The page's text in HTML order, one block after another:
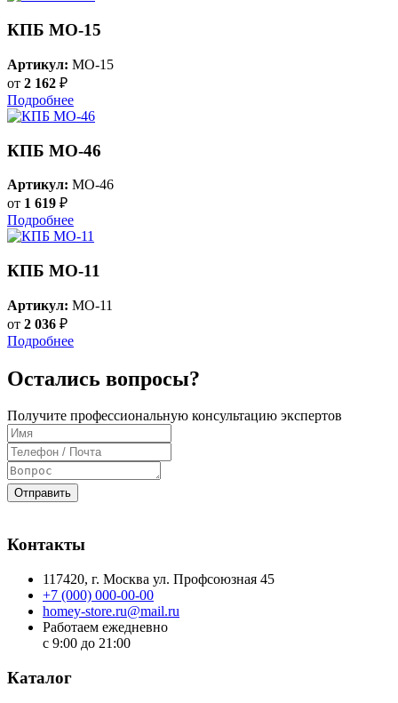
КПБ MO-15
Артикул: MO-15
от 2 162 ₽
Подробнее
КПБ MO-46
Артикул: MO-46
от 1 619 ₽
Подробнее
КПБ MO-11
Артикул: MO-11
от 2 036 ₽
Подробнее
Остались вопросы?
Получите профессиональную консультацию экспертов
Отправить
Контакты
117420, г. Москва ул. Профсоюзная 45
+7 (000) 000-00-00
homey-store.ru@mail.ru
Работаем ежедневно
с 9:00 до 21:00
Каталог